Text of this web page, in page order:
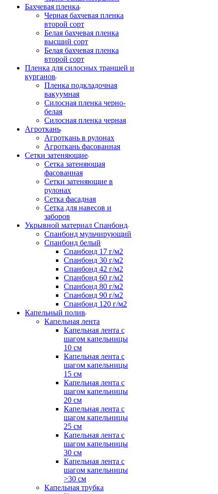
Бахчевая пленка
Черная бахчевая пленка
второй сорт
Белая бахчевая пленка
высший сорт
Белая бахчевая пленка
второй сорт
Пленка для силосных траншей и
курганов
Пленка подкладочная
вакуумная
Силосная пленка черно-
белая
Силосная пленка черная
Агроткань
Агроткань в рулонах
Агроткань фасованная
Сетки затеняющие
Сетка затеняющая
фасованная
Сетки затеняющие в
рулонах
Сетка фасадная
Сетка для навесов и
заборов
Укрывной материал Спанбонд
Спанбонд мульчирующий
Спанбонд белый
Спанбонд 17 г/м2
Спанбонд 30 г/м2
Спанбонд 42 г/м2
Спанбонд 60 г/м2
Спанбонд 80 г/м2
Спанбонд 90 г/м2
Спанбонд 120 г/м2
Капельный полив
Капельная лента
Капельная лента с
шагом капельницы
10 см
Капельная лента с
шагом капельницы
15 см
Капельная лента с
шагом капельницы
20 см
Капельная лента с
шагом капельницы
25 см
Капельная лента с
шагом капельницы
30 см
Капельная лента с
шагом капельницы
>30 см
Капельная трубка